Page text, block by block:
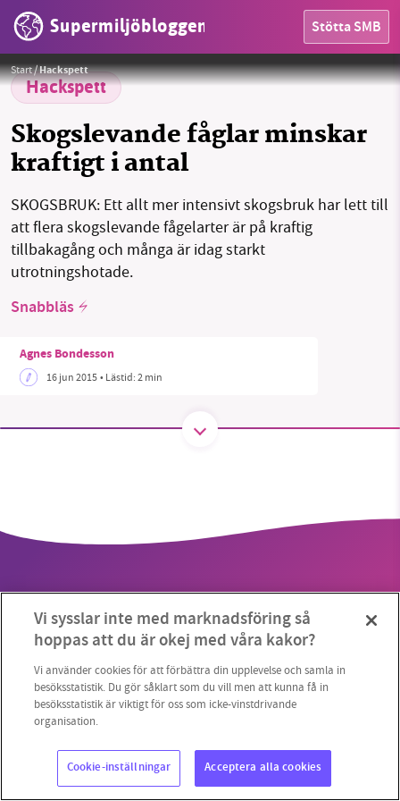
Supermiljöbloggen Stötta SMB
OMRÅDEN
MILJÖFAKTA
OM OSS
Tipsa oss
Start/Hackspett
Hackspett
Skogslevande fåglar minskar
kraftigt i antal
SKOGSBRUK: Ett allt mer intensivt skogsbruk har lett till
att flera skogslevande fågelarter är på kraftig
tillbakagång och många är idag starkt
utrotningshotade.
Snabbläs
Agnes Bondesson
16 jun 2015• Lästid:2 min
Foto:Alastair Rae
Copyright 2023 © Supermiljöbloggen Cookieinställningar
miljödebatten framåt genom
nyhetsbevakning och granskningar. Nu vill vi
vill hjälpa oss.
Stötta vårt arbete genom att swisha en slant till
1231368703
Läs vad vi vill göra
Vi sysslar inte med marknadsföring så
hoppas att du är okej med våra kakor?
Vi använder cookies för att förbättra din upplevelse och samla in
besöksstatistik. Du gör såklart som du vill men att kunna få in
besöksstatistik är viktigt för oss som icke-vinstdrivande
organisation.
Cookie-inställningar Acceptera alla cookies